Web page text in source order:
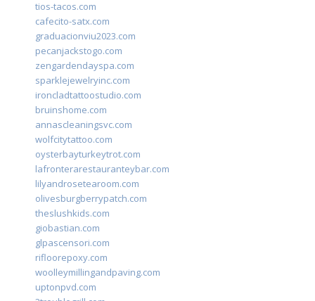
tios-tacos.com
cafecito-satx.com
graduacionviu2023.com
pecanjackstogo.com
zengardendayspa.com
sparklejewelryinc.com
ironcladtattoostudio.com
bruinshome.com
annascleaningsvc.com
wolfcitytattoo.com
oysterbayturkeytrot.com
lafronterarestauranteybar.com
lilyandrosetearoom.com
olivesburgberrypatch.com
theslushkids.com
giobastian.com
glpascensori.com
rifloorepoxy.com
woolleymillingandpaving.com
uptonpvd.com